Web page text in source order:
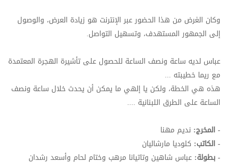
وكان الغرض من هذا الحضور عبر الإنترنت هو زيادة العرض، والوصول
إلى الجمهور المستهدف، وتسهيل التواصل.
عباس لديه ساعة ونصف الساعة للحصول على تأشيرة الهجرة المعتمدة
مع ريما خطيبته ...
هذه هي الخطة، ولكن يا إلهي ما يمكن أن يحدث خلال ساعة ونصف
الساعة على الطرق اللبنانية ....
- المخرج: نديم مهنا
- الكاتب: كلوديا مارشاليان
- بطولة: عباس شاهين وتاتيانا مرهب وختام لحام وأسعد رشدان